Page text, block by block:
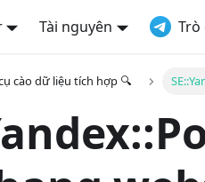
Tài nguyên Trò
cào dữ liệu tích hợp 🔍